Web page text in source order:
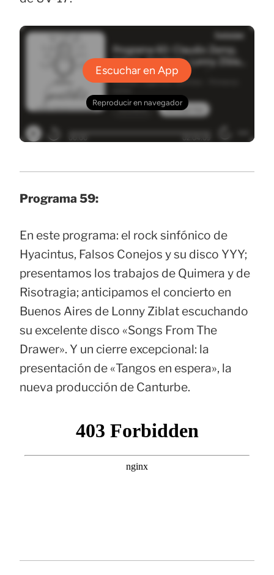
Programa 59:
En este programa: el rock sinfónico de
Hyacintus, Falsos Conejos y su disco YYY;
presentamos los trabajos de Quimera y de
Risotragia; anticipamos el concierto en
Buenos Aires de Lonny Ziblat escuchando
su excelente disco «Songs From The
Drawer». Y un cierre excepcional: la
presentación de «Tangos en espera», la
nueva producción de Canturbe.